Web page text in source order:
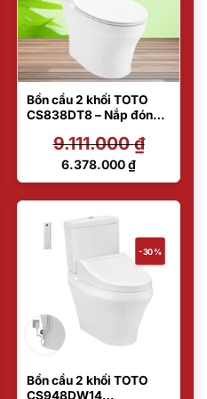
Bồn cầu 2 khối TOTO
CS838DT8 – Nắp đóng
9.111.000₫
Giá
9.111.000 ₫.
6.378.000₫
Giá
là:
6.378.000 ₫.
-30%
Bồn cầu 2 khối TOTO
CS948DW14